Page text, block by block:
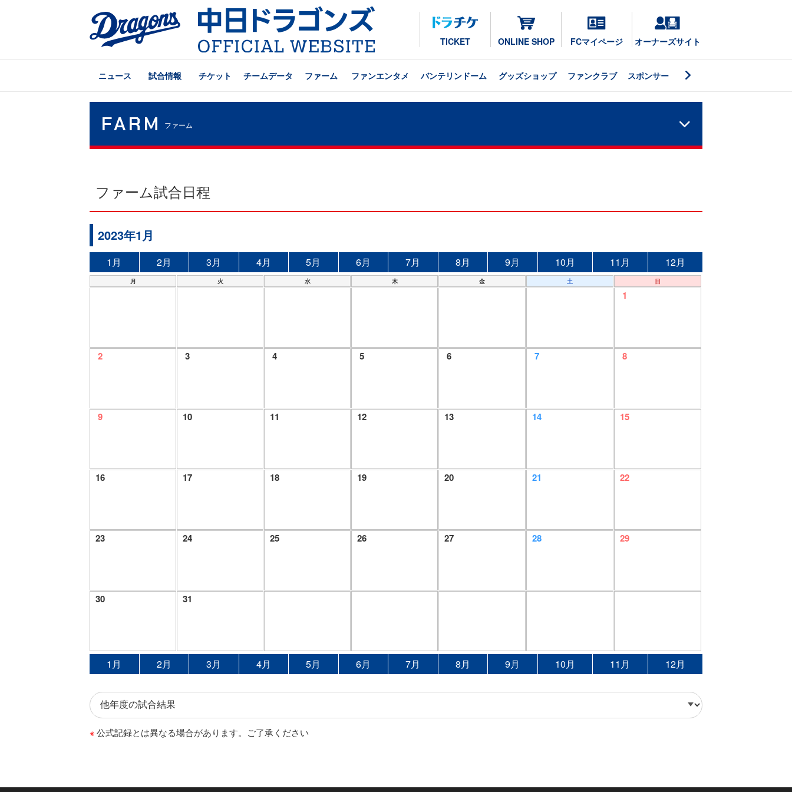
TICKET ONLINE SHOP FCマイページ オーナーズサイト
ニュース 試合情報 チケット チームデータ ファーム ファンエンタメ バンテリンドーム グッズショップ ファンクラブ スポンサー
FARM ファーム
ファーム試合日程
2023年1月
1月 2月 3月 4月 5月 6月 7月 8月 9月 10月 11月 12月
月 火 水 木 金 土 日
1
2 3 4 5 6 7 8
9 10 11 12 13 14 15
16 17 18 19 20 21 22
23 24 25 26 27 28 29
30 31
1月 2月 3月 4月 5月 6月 7月 8月 9月 10月 11月 12月
公式記録とは異なる場合があります。ご了承ください